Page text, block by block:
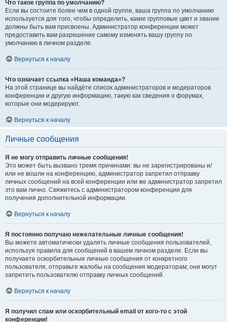
Что такое группа по умолчанию?
Если вы состоите более чем в одной группе, ваша группа по умолчанию
используется для того, чтобы определить, какие групповые цвет и звание
должны быть вам присвоены. Администратор конференции может
предоставить вам разрешение самому изменять вашу группу по
умолчанию в личном разделе.
Вернуться к началу
Что означает ссылка «Наша команда»?
На этой странице вы найдёте список администраторов и модераторов
конференции и другую информацию, такую как сведения о форумах,
которые они модерируют.
Вернуться к началу
Личные сообщения
Я не могу отправить личные сообщения!
Это может быть вызвано тремя причинами: вы не зарегистрированы и/
или не вошли на конференцию, администратор запретил отправку
личных сообщений на всей конференции или же администратор запретил
это вам лично. Свяжитесь с администратором конференции для
получения дополнительной информации.
Вернуться к началу
Я постоянно получаю нежелательные личные сообщения!
Вы можете автоматически удалять личные сообщения пользователей,
используя правила для сообщений в вашем личном разделе. Если вы
получаете оскорбительные личные сообщения от конкретного
пользователя, отправьте жалобы на сообщения модераторам; они могут
запретить пользователю отправку личных сообщений.
Вернуться к началу
Я получил спам или оскорбительный email от кого-то с этой
конференции!